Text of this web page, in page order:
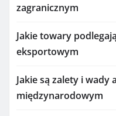
zagranicznym
Jakie towary
eksportowym
Jakie są zalety i
międzynarodowym